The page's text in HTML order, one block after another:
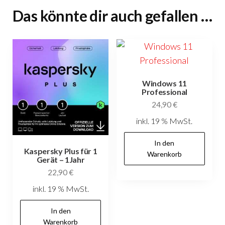
Das könnte dir auch gefallen …
Kaspersky Plus für 1
Gerät – 1Jahr
22,90€
inkl. 19 % MwSt.
In den
Warenkorb
Windows 11
Professional
24,90€
inkl. 19 % MwSt.
In den
Warenkorb